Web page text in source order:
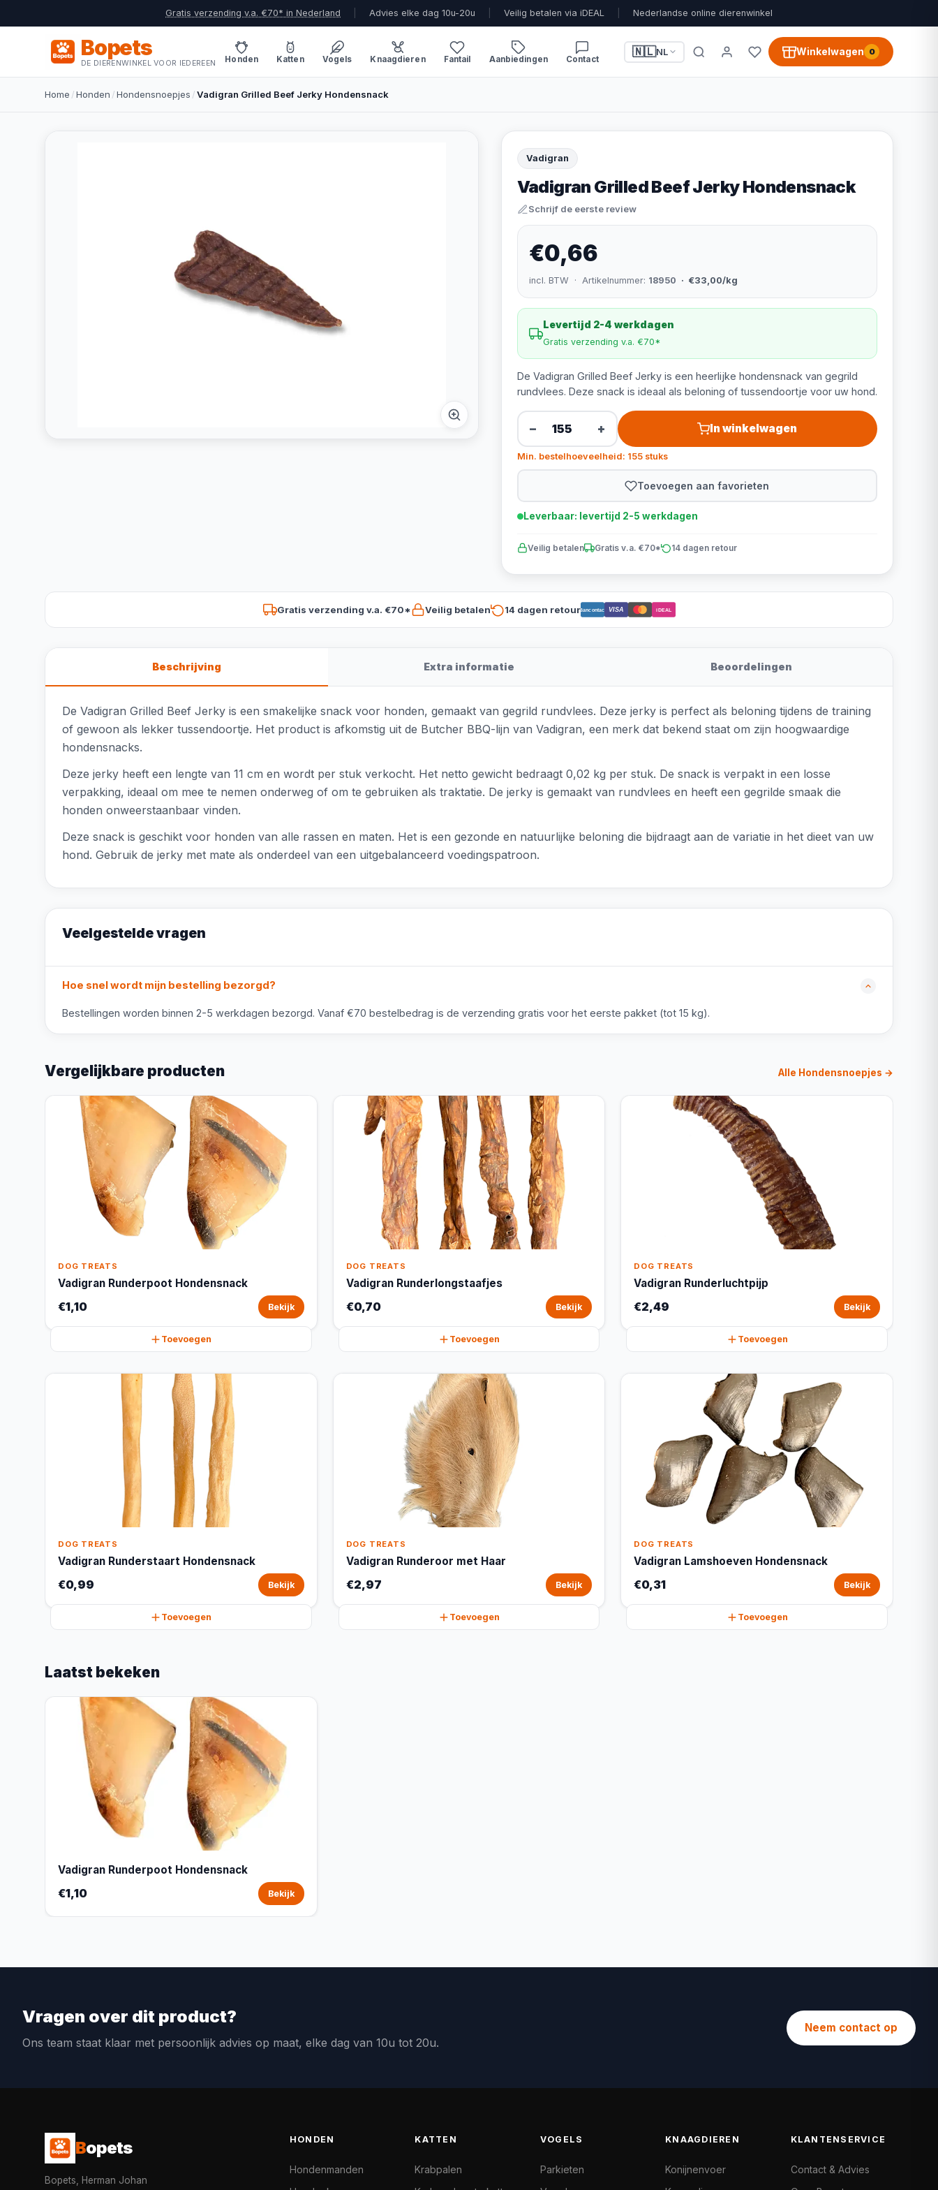
Gratis verzending v.a. €70* in Nederland Advies elke dag 10u-20u Veilig betalen via iDEAL Nederlandse online dierenwinkel
Bopets
DE DIERENWINKEL VOOR IEDEREEN Honden Katten Vogels Knaagdieren Fantail Aanbiedingen Contact
🇳🇱NL Winkelwagen 0
Home /Honden /Hondensnoepjes /Vadigran Grilled Beef Jerky Hondensnack
Vadigran
Vadigran Grilled Beef Jerky Hondensnack
Schrijf de eerste review
€0,66
incl. BTW · Artikelnummer: 18950 · €33,00/kg
Levertijd 2-4 werkdagen
Gratis verzending v.a. €70*
De Vadigran Grilled Beef Jerky is een heerlijke hondensnack van gegrild
rundvlees. Deze snack is ideaal als beloning of tussendoortje voor uw hond.
− + In winkelwagen
Min. bestelhoeveelheid: 155 stuks
Toevoegen aan favorieten
Leverbaar: levertijd 2-5 werkdagen
Veilig betalen Gratis v.a. €70* 14 dagen retour
Gratis verzending v.a. €70* Veilig betalen 14 dagen retourBancontact VISA iDEAL
Beschrijving Extra informatie Beoordelingen
De Vadigran Grilled Beef Jerky is een smakelijke snack voor honden, gemaakt van gegrild rundvlees. Deze jerky is perfect als beloning tijdens de training
of gewoon als lekker tussendoortje. Het product is afkomstig uit de Butcher BBQ-lijn van Vadigran, een merk dat bekend staat om zijn hoogwaardige
hondensnacks.
Deze jerky heeft een lengte van 11 cm en wordt per stuk verkocht. Het netto gewicht bedraagt 0,02 kg per stuk. De snack is verpakt in een losse
verpakking, ideaal om mee te nemen onderweg of om te gebruiken als traktatie. De jerky is gemaakt van rundvlees en heeft een gegrilde smaak die
honden onweerstaanbaar vinden.
Deze snack is geschikt voor honden van alle rassen en maten. Het is een gezonde en natuurlijke beloning die bijdraagt aan de variatie in het dieet van uw
hond. Gebruik de jerky met mate als onderdeel van een uitgebalanceerd voedingspatroon.
Veelgestelde vragen
Hoe snel wordt mijn bestelling bezorgd?
Bestellingen worden binnen 2-5 werkdagen bezorgd. Vanaf €70 bestelbedrag is de verzending gratis voor het eerste pakket (tot 15 kg).
Vergelijkbare producten Alle Hondensnoepjes →
DOG TREATS
Vadigran Runderpoot Hondensnack
€1,10 Bekijk
Toevoegen
DOG TREATS
Vadigran Runderlongstaafjes
€0,70 Bekijk
Toevoegen
DOG TREATS
Vadigran Runderluchtpijp
€2,49 Bekijk
Toevoegen
DOG TREATS
Vadigran Runderstaart Hondensnack
€0,99 Bekijk
Toevoegen
DOG TREATS
Vadigran Runderoor met Haar
€2,97 Bekijk
Toevoegen
DOG TREATS
Vadigran Lamshoeven Hondensnack
€0,31 Bekijk
Toevoegen
Laatst bekeken
Vadigran Runderpoot Hondensnack
€1,10 Bekijk
Vragen over dit product?
Ons team staat klaar met persoonlijk advies op maat, elke dag van 10u tot 20u.
Neem contact op
Bopets
Bopets, Herman Johan
HONDEN
Hondenmanden
KATTEN
Krabpalen
VOGELS
Parkieten
KNAAGDIEREN
Konijnenvoer
KLANTENSERVICE
Contact & Advies